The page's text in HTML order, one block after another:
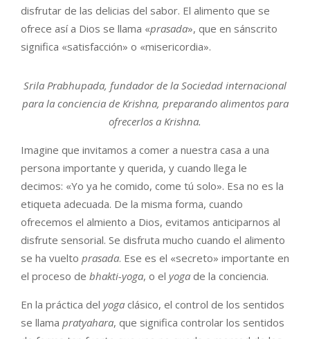
disfrutar de las delicias del sabor. El alimento que se
ofrece así a Dios se llama «prasada», que en sánscrito
significa «satisfacción» o «misericordia».
Srila Prabhupada, fundador de la Sociedad internacional
para la conciencia de Krishna, preparando alimentos para
ofrecerlos a Krishna.
Imagine que invitamos a comer a nuestra casa a una
persona importante y querida, y cuando llega le
decimos: «Yo ya he comido, come tú solo». Esa no es la
etiqueta adecuada. De la misma forma, cuando
ofrecemos el almiento a Dios, evitamos anticiparnos al
disfrute sensorial. Se disfruta mucho cuando el alimento
se ha vuelto prasada. Ese es el «secreto» importante en
el proceso de bhakti-yoga, o el yoga de la conciencia.
En la práctica del yoga clásico, el control de los sentidos
se llama pratyahara, que significa controlar los sentidos